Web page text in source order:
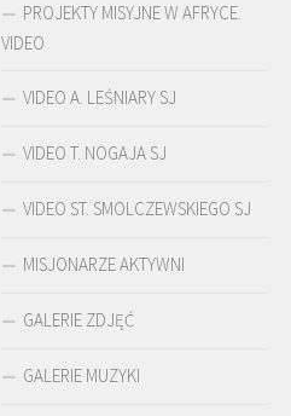
PROJEKTY MISYJNE W AFRYCE.
VIDEO
VIDEO A. LEŚNIARY SJ
VIDEO T. NOGAJA SJ
VIDEO ST. SMOLCZEWSKIEGO SJ
MISJONARZE AKTYWNI
GALERIE ZDJĘĆ
GALERIE MUZYKI